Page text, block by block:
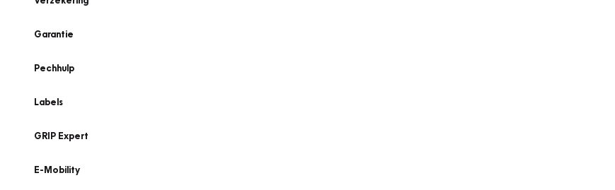
Garantie
Pechhulp
Labels
GRIP Expert
E-Mobility